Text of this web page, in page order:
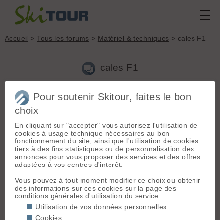
Accueil >Tous les forums > Matériel & techniques > cales F1
cales F1
Nouveau sujet Voir tous les sujets Chercher Archives
jean-louis.girard
Bonjour, je cherche une paire des cales en plastique noir à
insérer sous les chaussures F1 Scarpa.
D Duc[5posts] - Le 20/02/2025 11:40
Bonjour,
J'avais desScarpa F1. J'ai vite arrêté d'utiliser cette cale.
Trop de manip et risque de la perdre.
J'ai simplement collé (colle époxy) sur les skis une petite cale
en bois contreplaqué marine (protégée avec du vernis
Pour soutenir Skitour, faites le bon
choix
En cliquant sur "accepter" vous autorisez l'utilisation de
cookies à usage technique nécessaires au bon
fonctionnement du site, ainsi que l'utilisation de cookies
tiers à des fins statistiques ou de personnalisation des
annonces pour vous proposer des services et des offres
adaptées à vos centres d'interêt.
Vous pouvez à tout moment modifier ce choix ou obtenir
des informations sur ces cookies sur la page des
conditions générales d'utilisation du service :
Utilisation de vos données personnelles
Cookies